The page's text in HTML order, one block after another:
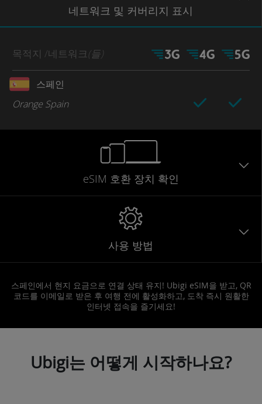
네트워크 및 커버리지 표시
목적지 /네트워크(들)
스페인
Orange Spain
eSIM 호환 장치 확인
사용 방법
스페인에서 현지 요금으로 연결 상태 유지! Ubigi eSIM을 받고, QR
코드를 이메일로 받은 후 여행 전에 활성화하고, 도착 즉시 원활한
인터넷 접속을 즐기세요!
Ubigi는 어떻게 시작하나요?